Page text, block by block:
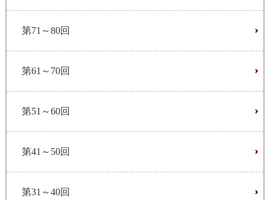
第71～80回
第61～70回
第51～60回
第41～50回
第31～40回